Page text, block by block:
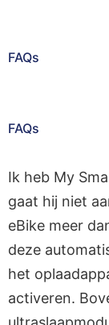
FAQs
FAQs
Ik heb My
gaat hij niet
eBike meer
deze
het
activeren.